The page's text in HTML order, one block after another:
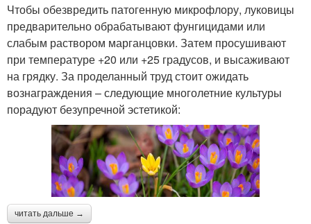
Чтобы обезвредить патогенную микрофлору, луковицы
предварительно обрабатывают фунгицидами или
слабым раствором марганцовки. Затем просушивают
при температуре +20 или +25 градусов, и высаживают
на грядку. За проделанный труд стоит ожидать
вознаграждения – следующие многолетние культуры
порадуют безупречной эстетикой:
читать дальше →